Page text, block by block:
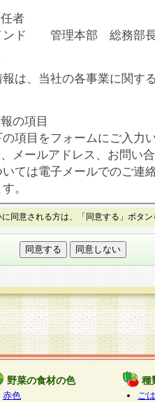
者
ンド 管理本部 総務部
は、当社の各事業に関す
の項目
項目をフォームにご入力
メールアドレス、お問い
ては電子メールでのご連
。
ない方法による個人情報
ション管理のためCookie
について
第三者に提供しません。
て
外部に委託する場合は、
す企業を選定して委託を行
ます。
示等および問い合わせ窓口
に同意される方は、「同意する」ボタ
野菜の食材の色
赤色
種
ご